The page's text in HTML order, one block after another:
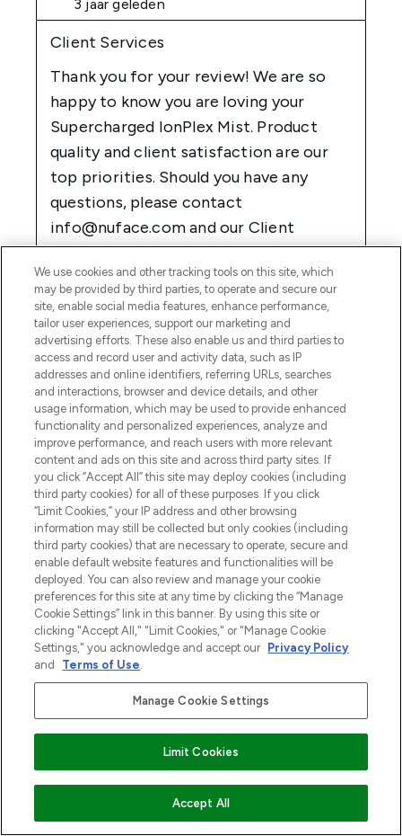
VOEG TOE AAN WINKELMANDJE
MELD JE AAN VOOR ONZE NIEUWSBRIEF
AANMELDEN
We use cookies and other tracking tools on this site, which
may be provided by third parties, to operate and secure our
site, enable social media features, enhance performance,
tailor user experiences, support our marketing and
advertising efforts. These also enable us and third parties to
access and record user and activity data, such as IP
addresses and online identifiers, referring URLs, searches
and interactions, browser and device details, and other
usage information, which may be used to provide enhanced
functionality and personalized experiences, analyze and
improve performance, and reach users with more relevant
content and ads on this site and across third party sites. If
you click “Accept All” this site may deploy cookies (including
third party cookies) for all of these purposes. If you click
“Limit Cookies,” your IP address and other browsing
information may still be collected but only cookies (including
third party cookies) that are necessary to operate, secure and
enable default website features and functionalities will be
deployed. You can also review and manage your cookie
preferences for this site at any time by clicking the “Manage
Cookie Settings” link in this banner. By using this site or
clicking "Accept All," "Limit Cookies," or "Manage Cookie
Settings," you acknowledge and accept our Privacy Policy
and
Terms of Use.
Manage Cookie Settings
Limit Cookies
Accept All